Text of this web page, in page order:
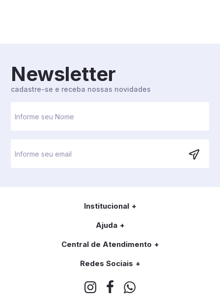
Newsletter
cadastre-se e receba nossas novidades
Institucional
Ajuda
Central de Atendimento
Redes Sociais